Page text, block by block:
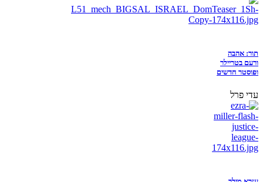
תור: אהבה
ורעם בטריילר
ופוסטר חדשים
עדי פרל